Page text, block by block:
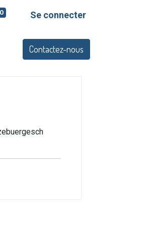
0 Se connecter
Contactez-nous